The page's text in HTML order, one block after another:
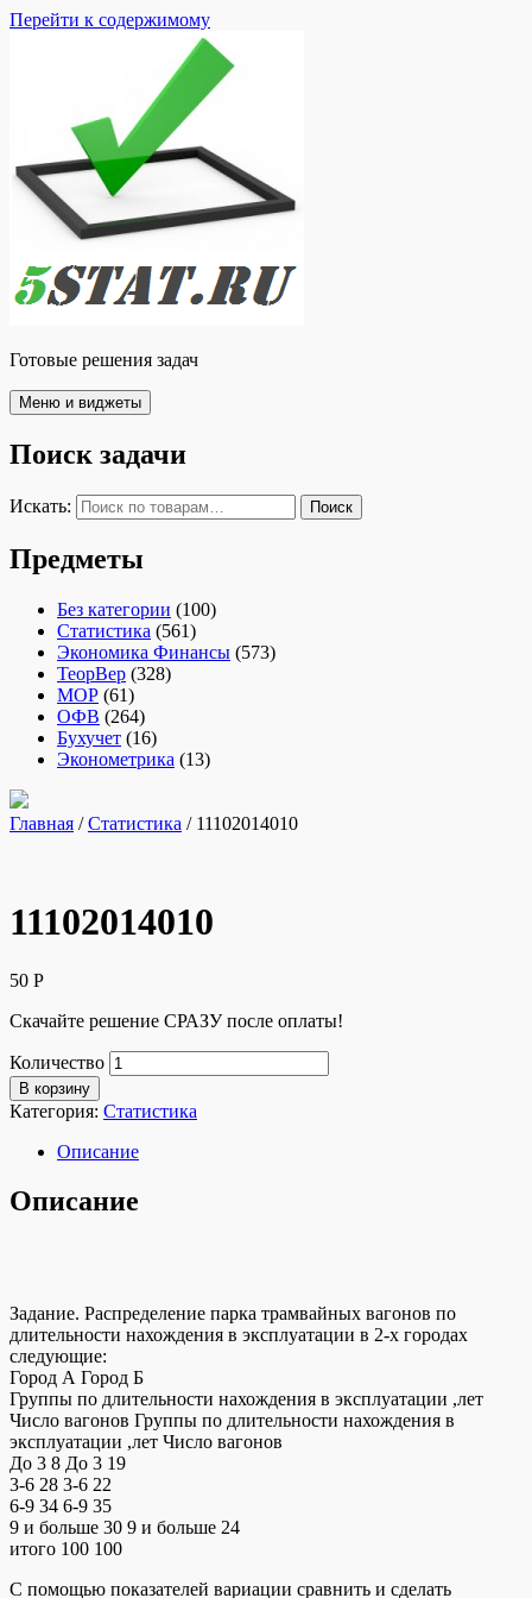
Перейти к содержимому
Готовые решения задач
Меню и виджеты
Поиск задачи
Искать: Поиск
Предметы
Без категории (100)
Статистика (561)
Экономика Финансы (573)
ТеорВер (328)
МОР (61)
ОФВ (264)
Бухучет (16)
Эконометрика (13)
Главная /Статистика / 11102014010
11102014010
50 Р
Скачайте решение СРАЗУ после оплаты!
Количество
В корзину
Категория: Статистика
Описание
Описание
Задание. Распределение парка трамвайных вагонов по
длительности нахождения в эксплуатации в 2-х городах
следующие:
Город А Город Б
Группы по длительности нахождения в эксплуатации ,лет
Число вагонов Группы по длительности нахождения в
эксплуатации ,лет Число вагонов
До 3 8 До 3 19
3-6 28 3-6 22
6-9 34 6-9 35
9 и больше 30 9 и больше 24
итого 100 100
С помощью показателей вариации сравнить и сделать